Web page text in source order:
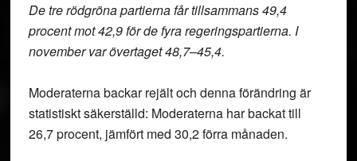
De tre rödgröna partierna får tillsammans 49,4
procent mot 42,9 för de fyra regeringspartierna. I
november var övertaget 48,7–45,4.
Moderaterna backar rejält och denna förändring är
statistiskt säkerställd: Moderaterna har backat till
26,7 procent, jämfört med 30,2 förra månaden.